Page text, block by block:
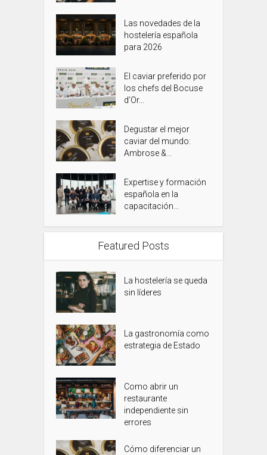
Las novedades de la
hostelería española
para 2026
El caviar preferido por
los chefs del Bocuse
d’Or...
Degustar el mejor
caviar del mundo:
Ambrose &...
Expertise y formación
española en la
capacitación...
Featured Posts
La hostelería se queda
sin líderes
La gastronomía como
estrategia de Estado
Como abrir un
restaurante
independiente sin
errores
Cómo diferenciar un